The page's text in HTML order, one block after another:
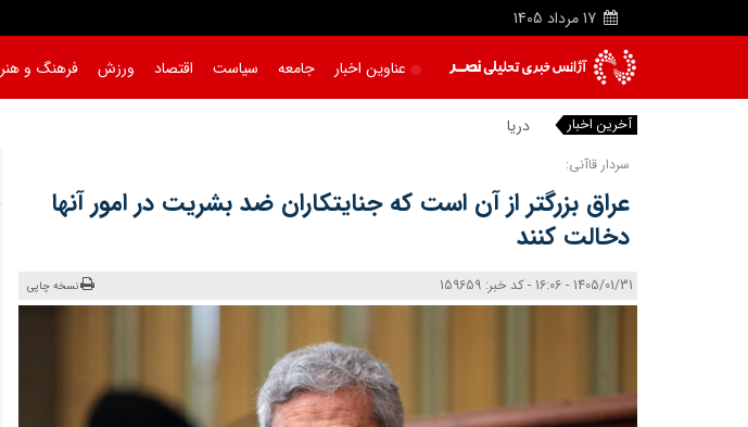
17 مرداد 1405
عناوین اخبار جامعه سیاست اقتصاد ورزش فرهنگ و هنر
آخرین اخبار دریاچه ا
سردار قاآنی:
عراق بزرگتر از آن است که جنایتکاران ضد بشریت در امور آنها
دخالت کنند
1405/01/31 - 16:06 - کد خبر: 159659 نسخه چاپی